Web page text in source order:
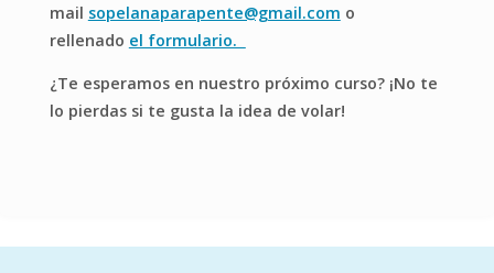
mail sopelanaparapente@gmail.com o
rellenado el formulario.
¿Te esperamos en nuestro próximo curso? ¡No te
lo pierdas si te gusta la idea de volar!